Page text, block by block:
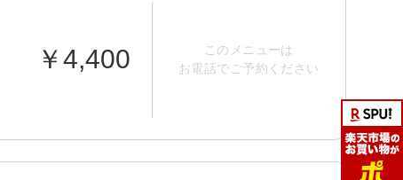
￥4,400
このメニューは
お電話でご予約ください